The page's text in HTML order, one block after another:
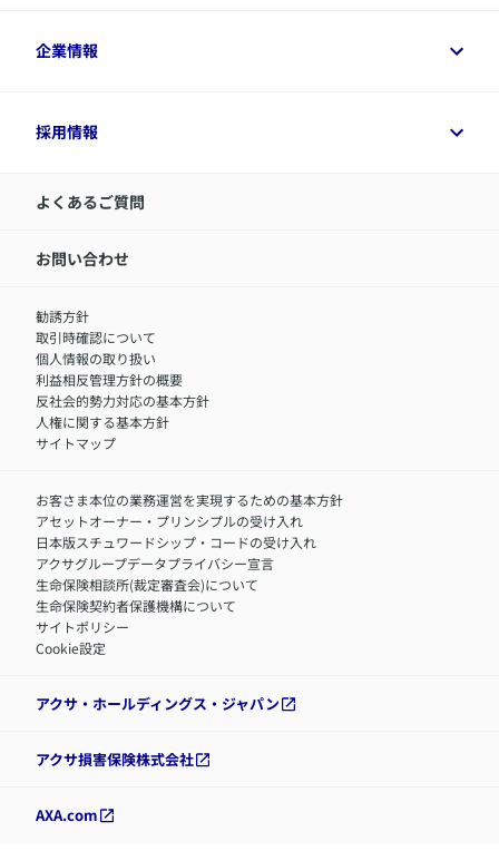
変額保険各種情報
デジタル約款
令和8年（2026年）分の生命保険料控除証明書について
アクサのネット完結保険（旧アクサダイレクト生命）
法人のお客さまトップ
経営者サポートサービス
企業情報
企業情報トップ
アクサ生命が選ばれる理由
IR情報
サステナビリティの取り組み
​お客さまを金融犯罪からお守りするために
アクサグループについて
採用情報
採用情報トップ
中途採用：内勤正社員
職）
中途採用：フィナンシャルプラン・アドバイザー（営業職）
障害者採用
よくあるご質問
お問い合わせ
勧誘方針
取引時確認について
個人情報の取り扱い
利益相反管理方針の概要
反社会的勢力対応の基本方針
人権に関する基本方針
サイトマップ
お客さま本位の業務運営を実現するための基本方針
アセットオーナー・プリンシプルの受け入れ
日本版スチュワードシップ・コードの受け入れ
アクサグループデータプライバシー宣言
生命保険相談所(裁定審査会)について
生命保険契約者保護機構について
サイトポリシー
Cookie設定
アクサ・ホールディングス・ジャパン
アクサ損害保険株式会社
AXA.com